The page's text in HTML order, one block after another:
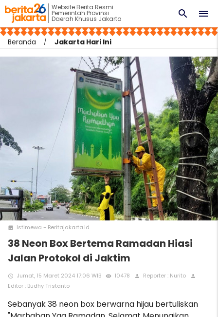
Website Berita Resmi
Pemerintah Provinsi
Daerah Khusus Jakarta menu
search
Beranda Jakarta Hari Ini
photo Istimewa - Beritajakarta.id
38 Neon Box Bertema Ramadan Hiasi
Jalan Protokol di Jaktim
access_time Jumat, 15 Maret 2024 17:06 WIB remove_red_eye 10478 person Reporter : Nurito person
Editor : Budhy Tristanto
Sebanyak 38 neon box berwarna hijau bertuliskan